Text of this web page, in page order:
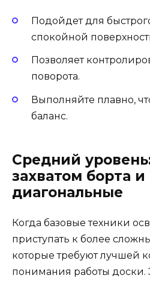
Подойдет для
спокойной
Позволяет
поворота.
Выполняйте плавно,
баланс.
Средний
захватом борта и
диагональные
Когда базовые техники
приступать к более
которые требуют лучшей
понимания работы